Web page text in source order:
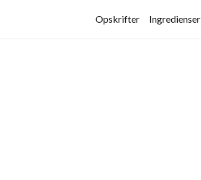
Opskrifter Ingredienser